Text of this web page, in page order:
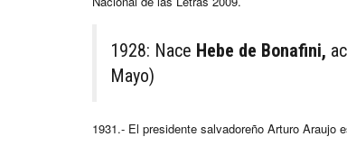
1928: Nace Hebe de Bonafini,
Mayo)
1931.- El presidente salvadoreño Arturo Araujo